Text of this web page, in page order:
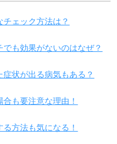
ェック方法は？
でも効果がないのはなぜ？
状が出る病気もある？
も要注意な理由！
方法も気になる！